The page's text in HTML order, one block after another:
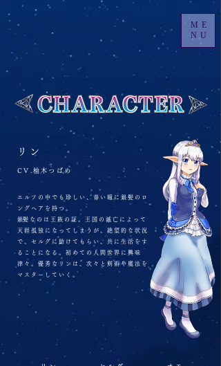
ME
NU
リン
CV.柚木つばめ
エルフの中でも珍しい、青い瞳に銀髪のロ
ングヘアを持つ。
​銀髪なのは王族の証。王国の滅亡によって
天涯孤独になってしまうが、絶望的な状況
で、セルグに助けてもらい、共に生活をす
ることになる。初めての人間世界に興味
津々。優秀なリンは、次々と剣術や魔法を
マスターしていく。